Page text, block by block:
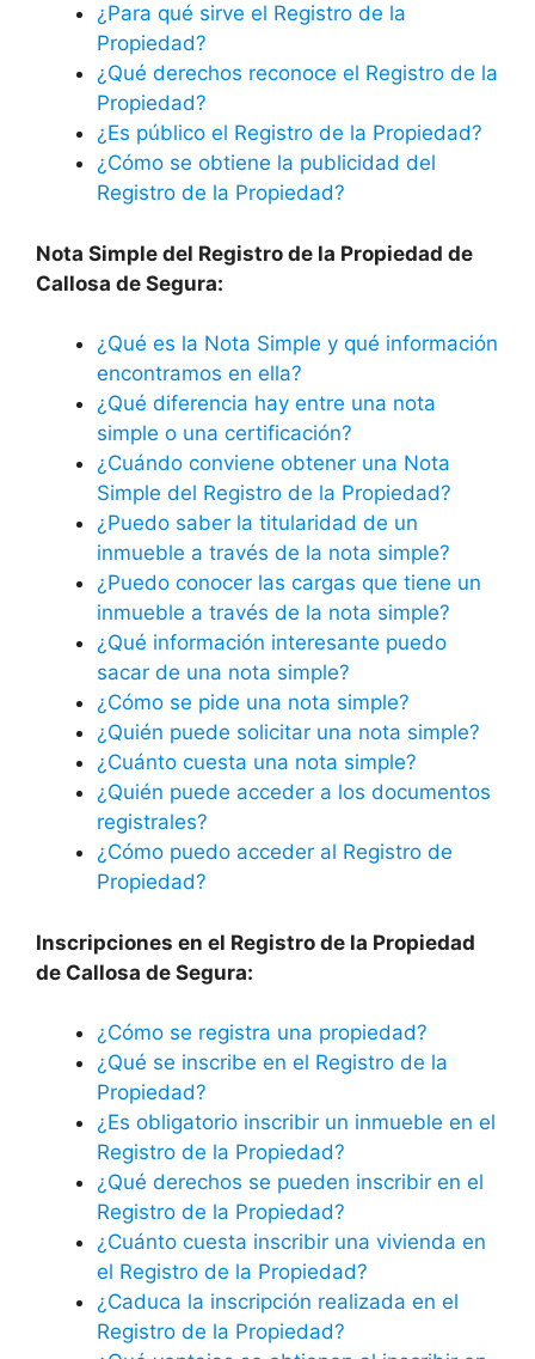
¿Para qué sirve el Registro de la
Propiedad?
¿Qué derechos reconoce el Registro de la
Propiedad?
¿Es público el Registro de la Propiedad?
¿Cómo se obtiene la publicidad del
Registro de la Propiedad?
Nota Simple del Registro de la Propiedad de
Callosa de Segura:
¿Qué es la Nota Simple y qué información
encontramos en ella?
¿Qué diferencia hay entre una nota
simple o una certificación?
¿Cuándo conviene obtener una Nota
Simple del Registro de la Propiedad?
¿Puedo saber la titularidad de un
inmueble a través de la nota simple?
¿Puedo conocer las cargas que tiene un
inmueble a través de la nota simple?
¿Qué información interesante puedo
sacar de una nota simple?
¿Cómo se pide una nota simple?
¿Quién puede solicitar una nota simple?
¿Cuánto cuesta una nota simple?
¿Quién puede acceder a los documentos
registrales?
¿Cómo puedo acceder al Registro de
Propiedad?
Inscripciones en el Registro de la Propiedad
de Callosa de Segura:
¿Cómo se registra una propiedad?
¿Qué se inscribe en el Registro de la
Propiedad?
¿Es obligatorio inscribir un inmueble en el
Registro de la Propiedad?
¿Qué derechos se pueden inscribir en el
Registro de la Propiedad?
¿Cuánto cuesta inscribir una vivienda en
el Registro de la Propiedad?
¿Caduca la inscripción realizada en el
Registro de la Propiedad?